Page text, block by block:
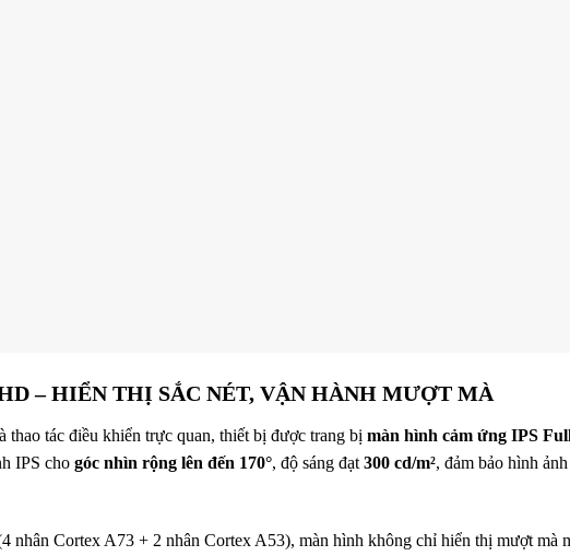
– HIỂN THỊ SẮC NÉT, VẬN HÀNH MƯỢT MÀ
thao tác điều khiển trực quan, thiết bị được trang bị màn hình cảm ứng IPS
IPS cho góc nhìn rộng lên đến 170°, độ sáng đạt 300 cd/m², đảm bảo hình
nhân Cortex A73 + 2 nhân Cortex A53), màn hình không chỉ hiển thị mượt mà